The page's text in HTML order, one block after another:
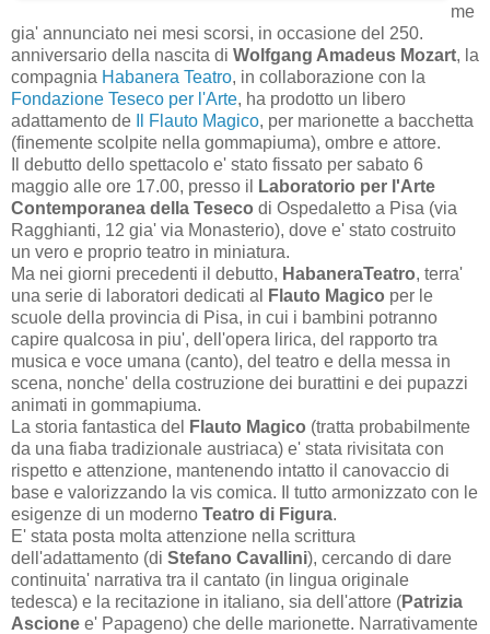
me
gia' annunciato nei mesi scorsi, in occasione del 250.
anniversario della nascita di Wolfgang Amadeus Mozart, la
compagnia Habanera Teatro, in collaborazione con la
Fondazione Teseco per l'Arte, ha prodotto un libero
adattamento de
Il Flauto Magico, per marionette a bacchetta
(finemente scolpite nella gommapiuma), ombre e attore.
Il debutto dello spettacolo e' stato fissato per sabato 6
maggio alle ore 17.00, presso il
Laboratorio per l'Arte
Contemporanea della Teseco di Ospedaletto a Pisa (via
Ragghianti, 12 gia' via Monasterio), dove e' stato costruito
un vero e proprio teatro in miniatura.
Ma nei giorni precedenti il debutto, HabaneraTeatro, terra'
una serie di laboratori dedicati al
Flauto Magico per le
scuole della provincia di Pisa, in cui i bambini potranno
capire qualcosa in piu', dell'opera lirica, del rapporto tra
musica e voce umana (canto), del teatro e della messa in
scena, nonche' della costruzione dei burattini e dei pupazzi
animati in gommapiuma.
La storia fantastica del
Flauto Magico (tratta probabilmente
da una fiaba tradizionale austriaca) e' stata rivisitata con
rispetto e attenzione, mantenendo intatto il canovaccio di
base e valorizzando la vis comica. Il tutto armonizzato con le
esigenze di un moderno Teatro di Figura.
E' stata posta molta attenzione nella scrittura
dell'adattamento (di Stefano Cavallini), cercando di dare
continuita' narrativa tra il cantato (in lingua originale
tedesca) e la recitazione in italiano, sia dell'attore (Patrizia
Ascione e' Papageno) che delle marionette. Narrativamente